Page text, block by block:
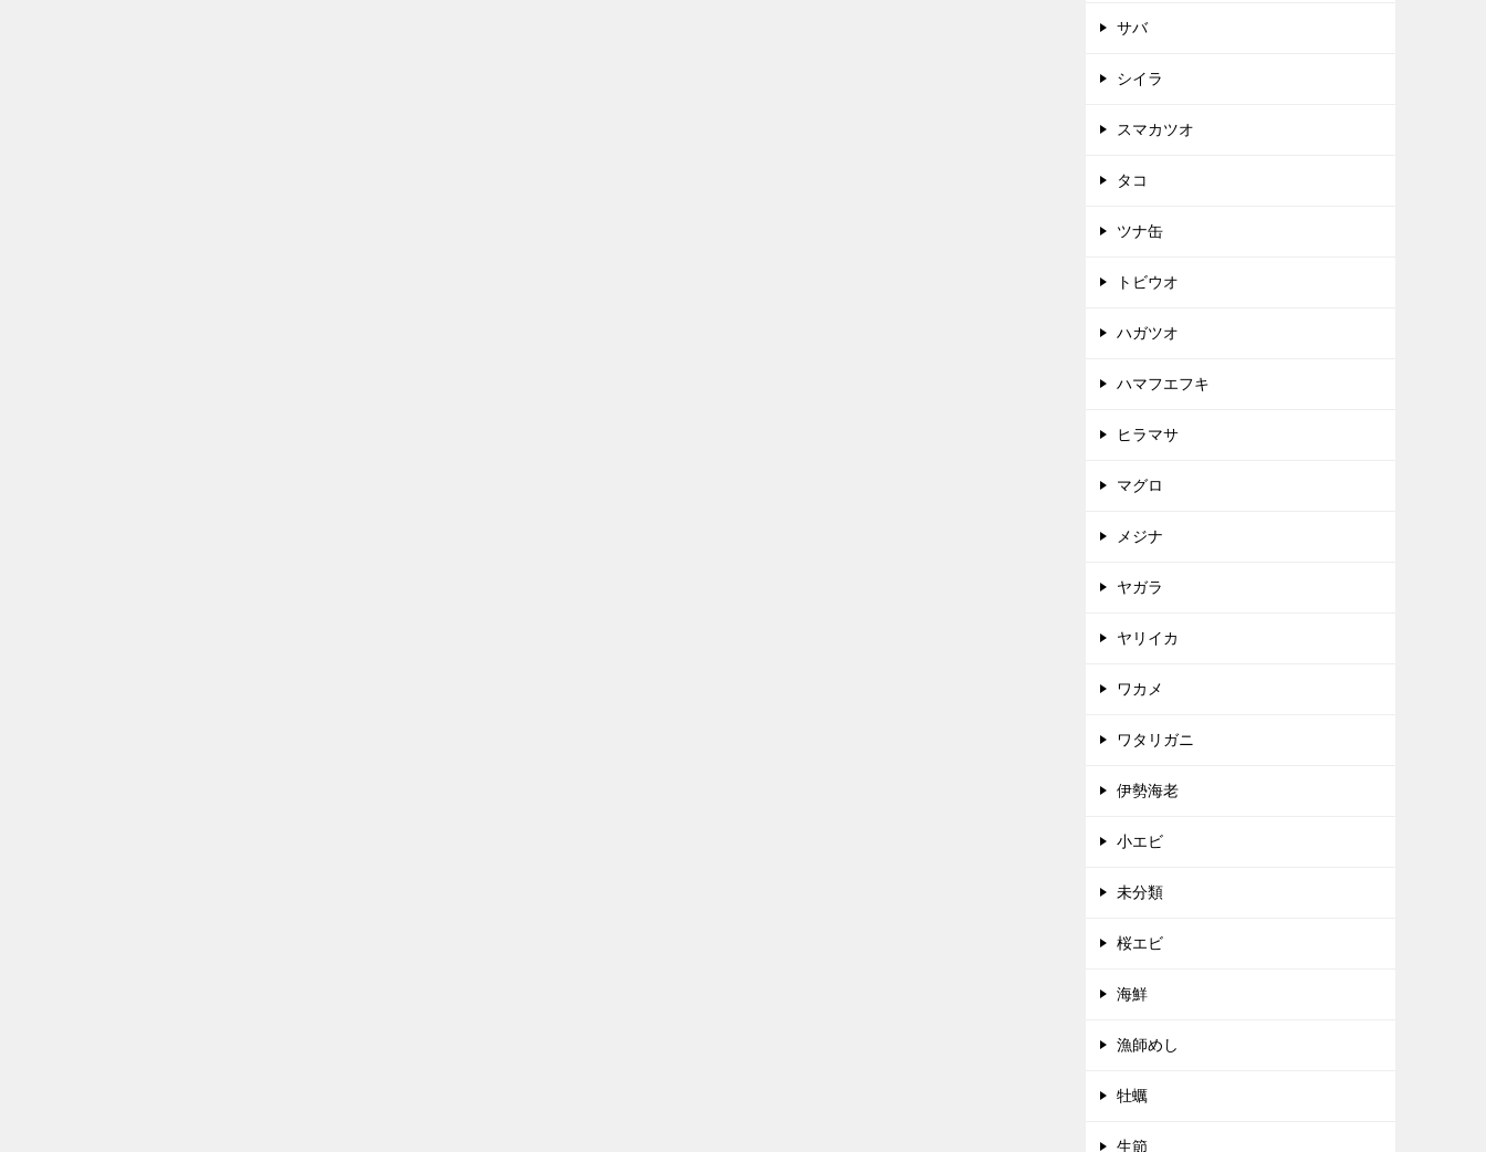
サバ
シイラ
スマカツオ
タコ
ツナ缶
トビウオ
ハガツオ
ハマフエフキ
ヒラマサ
マグロ
メジナ
ヤガラ
ヤリイカ
ワカメ
ワタリガニ
伊勢海老
小エビ
未分類
桜エビ
海鮮
漁師めし
牡蠣
生節